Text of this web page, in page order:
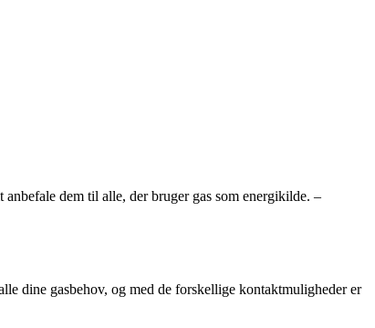
dem til alle, der bruger gas som energikilde. –
dine gasbehov, og med de forskellige kontaktmuligheder er